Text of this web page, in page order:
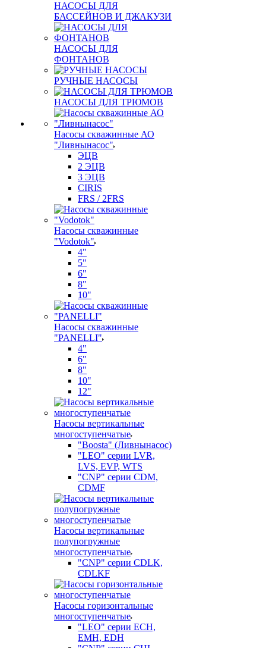
НАСОСЫ ДЛЯ
БАССЕЙНОВ И ДЖАКУЗИ
НАСОСЫ ДЛЯ
ФОНТАНОВ
РУЧНЫЕ НАСОСЫ
НАСОСЫ ДЛЯ ТРЮМОВ
Насосы скважинные АО
"Ливнынасос"
ЭЦВ
2 ЭЦВ
3 ЭЦВ
CIRIS
FRS / 2FRS
Насосы скважинные
"Vodotok"
4"
5"
6"
8"
10"
Насосы скважинные
"PANELLI"
4"
6"
8"
10"
12"
Насосы вертикальные
многоступенчатые
"Boosta" (Ливнынасос)
"LEO" серии LVR,
LVS, EVP, WTS
"CNP" серии CDM,
CDMF
Насосы вертикальные
полупогружные
многоступенчатые
"CNP" серии CDLK,
CDLKF
Насосы горизонтальные
многоступенчатые
"LEO" серии ECH,
EMH, EDH